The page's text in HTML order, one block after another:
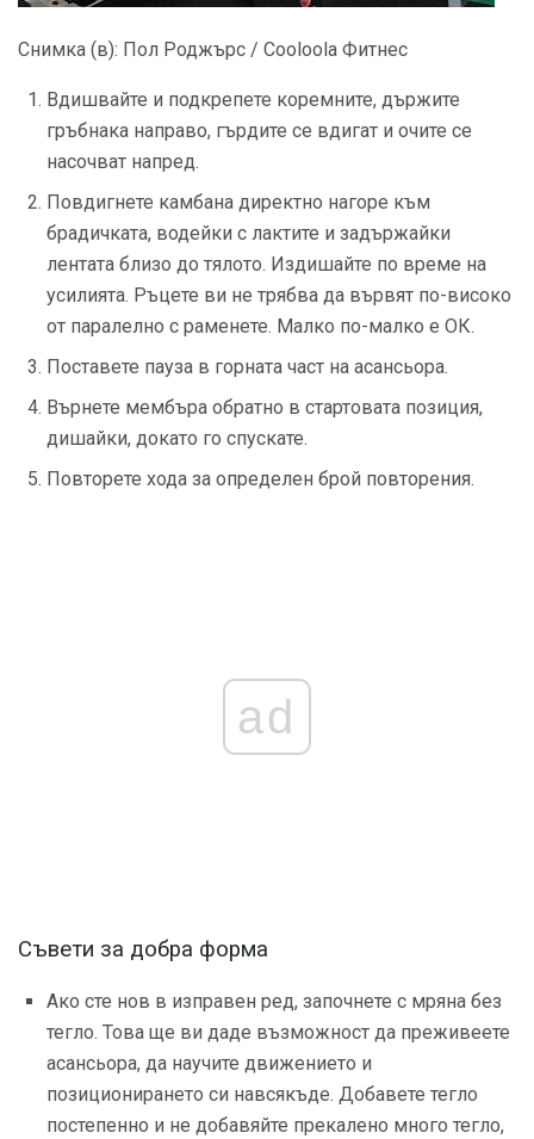
Снимка (в): Пол Роджърс / Cooloola Фитнес
Вдишвайте и подкрепете коремните, държите
гръбнака направо, гърдите се вдигат и очите се
насочват напред.
Повдигнете камбана директно нагоре към
брадичката, водейки с лактите и задържайки
лентата близо до тялото. Издишайте по време на
усилията. Ръцете ви не трябва да вървят по-високо
от паралелно с раменете. Малко по-малко е ОК.
Поставете пауза в горната част на асансьора.
Върнете мембъра обратно в стартовата позиция,
дишайки, докато го спускате.
Повторете хода за определен брой повторения.
ad
Съвети за добра форма
Ако сте нов в изправен ред, започнете с мряна без
тегло. Това ще ви даде възможност да преживеете
асансьора, да научите движението и
позиционирането си навсякъде. Добавете тегло
постепенно и не добавяйте прекалено много тегло,